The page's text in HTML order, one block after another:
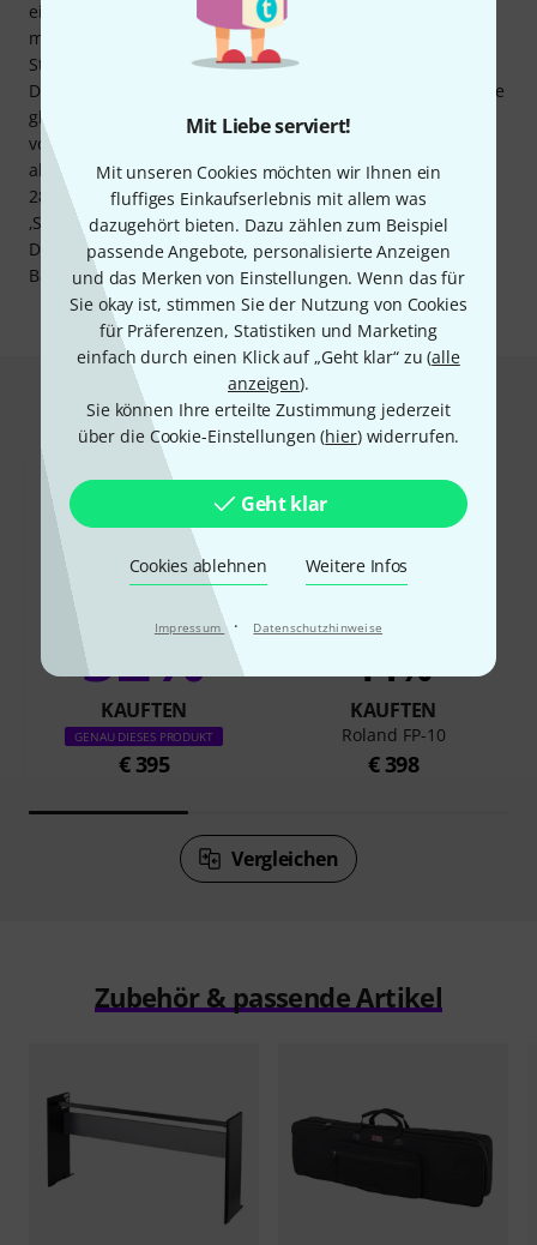
Mit Liebe serviert!
Mit unseren Cookies möchten wir Ihnen ein
fluffiges Einkaufserlebnis mit allem was
dazugehört bieten. Dazu zählen zum Beispiel
passende Angebote, personalisierte Anzeigen
und das Merken von Einstellungen. Wenn das für
Sie okay ist, stimmen Sie der Nutzung von Cookies
für Präferenzen, Statistiken und Marketing
einfach durch einen Klick auf „Geht klar“ zu (alle
anzeigen).
Sie können Ihre erteilte Zustimmung jederzeit
über die Cookie-Einstellungen (hier) widerrufen.
Geht klar
Cookies ablehnen Weitere Infos
Impressum · Datenschutzhinweise
einem klassischen Klang eines Klaviers kann nämlich auch
mit Klängen von E-Pianos, Pfeifenorgeln, Cembalos und
Streichern gespielt werden. Alle Klänge können über den
Dual-Modus gelayert werden. Somit lassen sich zwei Klänge
gleichzeitig über eine Taste spielen. Um zu einem
vorgegebenen Tempo zu üben, kann das Metronom
aktiviert werden. Sein Tempo kann zwischen 32 und
280BPM eingestellt werden. Darüber hinaus bietet die App
‚Smart Pianist‘ weitaus mehr Möglichkeiten zum Üben.
Darunter sind 303 klassische Stücke von Komponisten wie
Bayer, Burgmüller, Czerny und Hanon zu finden.
Das kauften Kunden, die sich dieses
Produkt angesehen haben
52%
KAUFTEN
GENAU DIESES PRODUKT
€ 395
14%
KAUFTEN
Roland FP-10
€ 398
Vergleichen
Zubehör & passende Artikel